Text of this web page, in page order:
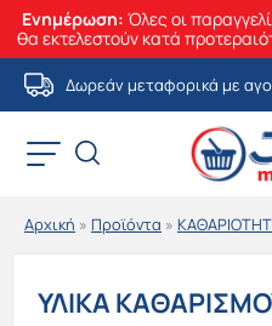
Ενημέρωση: Όλες οι
θα εκτελεστούν κατά
Μετάβαση
στο
περιεχόμενο
Δωρεάν μεταφορικά με
Αρχική » Προϊόντα »
ΥΛΙΚΑ